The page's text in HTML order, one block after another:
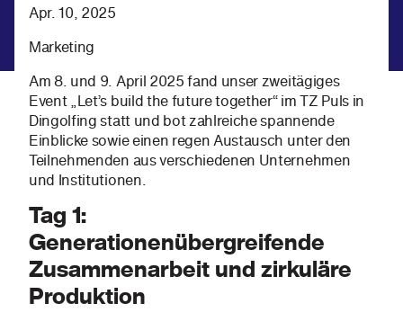
Apr. 10, 2025
Marketing
Am 8. und 9. April 2025 fand unser zweitägiges
Event „Let’s build the future together“ im TZ Puls in
Dingolfing statt und bot zahlreiche spannende
Einblicke sowie einen regen Austausch unter den
Teilnehmenden aus verschiedenen Unternehmen
und Institutionen.
Tag 1:
Generationenübergreifende
Zusammenarbeit und zirkuläre
Produktion